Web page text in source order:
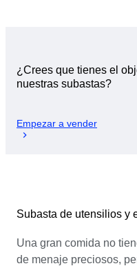
¿Crees que tienes el
nuestras subastas?
Empezar a vender
Subasta de utensilios y
Una gran comida no
de menaje preciosos,